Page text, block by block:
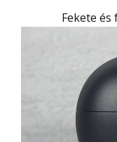
Fekete